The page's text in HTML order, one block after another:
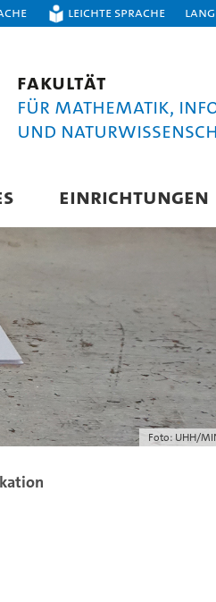
Leichte Sprache
Fakultät
für Mathematik,
und
EINRICHTUNGEN
Foto: UHH/